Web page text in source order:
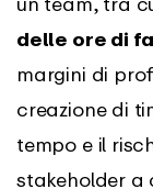
delle ore di
margini di
creazione di
tempo e il
stakeholder a